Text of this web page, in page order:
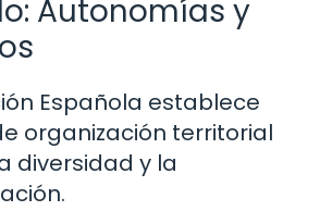
Autonomías y
Española establece
organización territorial
diversidad y la